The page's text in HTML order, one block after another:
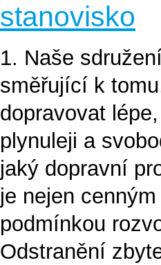
stanovisko
1. Naše
směřující k
dopravovat
plynuleji a
jaký dopravní
je nejen
podmínkou
Odstranění